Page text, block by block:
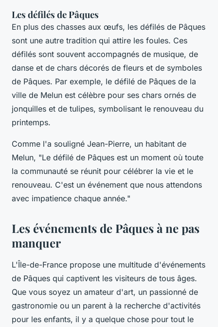
Les défilés de Pâques
En plus des chasses aux œufs, les défilés de Pâques
sont une autre tradition qui attire les foules. Ces
défilés sont souvent accompagnés de musique, de
danse et de chars décorés de fleurs et de symboles
de Pâques. Par exemple, le défilé de Pâques de la
ville de Melun est célèbre pour ses chars ornés de
jonquilles et de tulipes, symbolisant le renouveau du
printemps.
Comme l'a souligné Jean-Pierre, un habitant de
Melun, "Le défilé de Pâques est un moment où toute
la communauté se réunit pour célébrer la vie et le
renouveau. C'est un événement que nous attendons
avec impatience chaque année."
Les événements de Pâques à ne pas
manquer
L'Île-de-France propose une multitude d'événements
de Pâques qui captivent les visiteurs de tous âges.
Que vous soyez un amateur d'art, un passionné de
gastronomie ou un parent à la recherche d'activités
pour les enfants, il y a quelque chose pour tout le